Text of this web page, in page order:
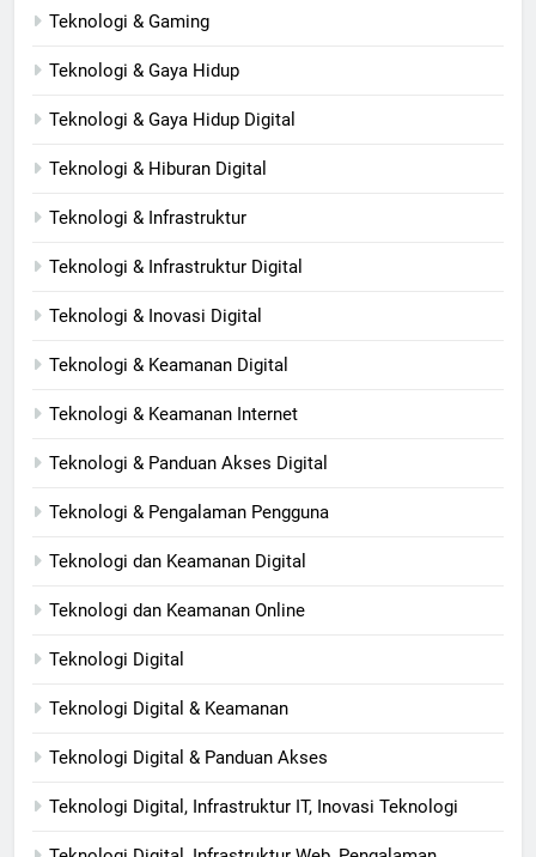
Teknologi & Gaming
Teknologi & Gaya Hidup
Teknologi & Gaya Hidup Digital
Teknologi & Hiburan Digital
Teknologi & Infrastruktur
Teknologi & Infrastruktur Digital
Teknologi & Inovasi Digital
Teknologi & Keamanan Digital
Teknologi & Keamanan Internet
Teknologi & Panduan Akses Digital
Teknologi & Pengalaman Pengguna
Teknologi dan Keamanan Digital
Teknologi dan Keamanan Online
Teknologi Digital
Teknologi Digital & Keamanan
Teknologi Digital & Panduan Akses
Teknologi Digital, Infrastruktur IT, Inovasi Teknologi